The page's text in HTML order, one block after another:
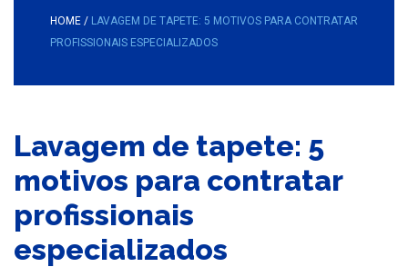
HOME / LAVAGEM DE TAPETE: 5 MOTIVOS PARA CONTRATAR
PROFISSIONAIS ESPECIALIZADOS
Lavagem de tapete: 5
motivos para contratar
profissionais
especializados